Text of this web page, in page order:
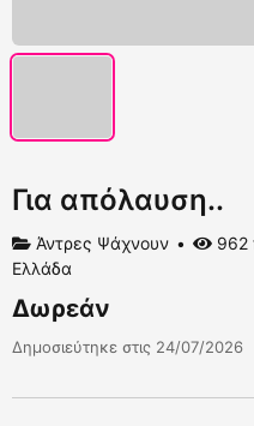
Για απόλαυση..
Άντρες Ψάχνουν 962
Ελλάδα
Δωρεάν
Δημοσιεύτηκε στις 24/07/2026